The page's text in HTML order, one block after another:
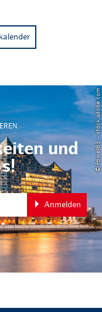
und
Anmelden
© Powell83 – stock.adobe.com